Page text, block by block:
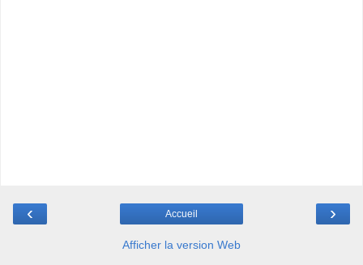
‹ ›
Accueil
Afficher la version Web